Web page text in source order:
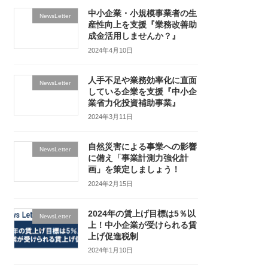
NewsLetter
中小企業・小規模事業者の生
産性向上を支援『業務改善助
成金活用しませんか？』
2024年4月10日
NewsLetter
人手不足や業務効率化に直面
している企業を支援『中小企
業省力化投資補助事業』
2024年3月11日
NewsLetter
自然災害による事業への影響
に備え「事業計測力強化計
画」を策定しましょう！
2024年2月15日
NewsLetter
2024年の賃上げ目標は5％以
上！中小企業が受けられる賃
上げ促進税制
2024年1月10日